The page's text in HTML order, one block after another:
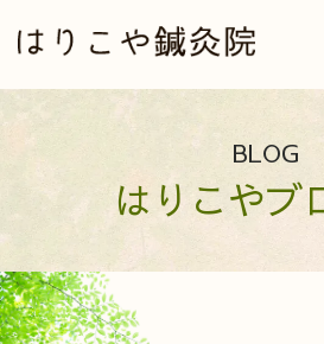
BLOG
はりこやブ